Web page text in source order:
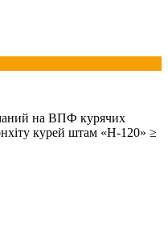
на ВПФ курячих
курей штам «Н-120» ≥